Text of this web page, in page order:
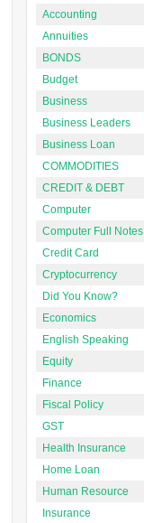
Accounting
Annuities
BONDS
Budget
Business
Business Leaders
Business Loan
COMMODITIES
CREDIT & DEBT
Computer
Computer Full Notes
Credit Card
Cryptocurrency
Did You Know?
Economics
English Speaking
Equity
Finance
Fiscal Policy
GST
Health Insurance
Home Loan
Human Resource
Insurance